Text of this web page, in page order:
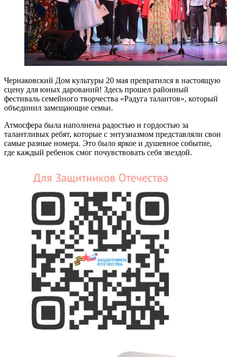
Чернаковский Дом культуры 20 мая превратился в настоящую
сцену для юных дарований! Здесь прошел районный
фестиваль семейного творчества «Радуга талантов», который
объединил замещающие семьи.
Атмосфера была наполнена радостью и гордостью за
талантливых ребят, которые с энтузиазмом представляли свои
самые разные номера. Это было яркое и душевное событие,
где каждый ребенок смог почувствовать себя звездой.